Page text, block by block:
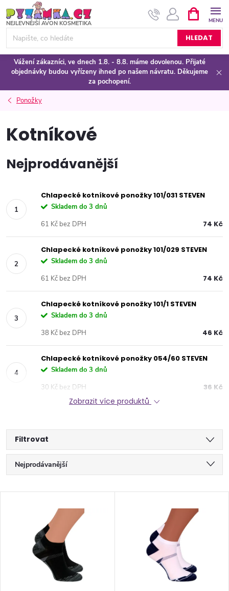
na
obsah
HLEDAT
NÁKUPNÍ
KOŠÍK
Vážení zákazníci, ve dnech 1.8. - 8.8. máme dovolenou. Přijaté
objednávky budou vyřízeny ihned po našem návratu. Děkujeme
za pochopení.
Ponožky
Kotníkové
Nejprodávanější
Chlapecké kotníkové ponožky 101/031 STEVEN
Skladem do 3 dnů
74 Kč
61 Kč bez DPH
Chlapecké kotníkové ponožky 101/029 STEVEN
Skladem do 3 dnů
74 Kč
61 Kč bez DPH
Chlapecké kotníkové ponožky 101/1 STEVEN
Skladem do 3 dnů
46 Kč
38 Kč bez DPH
Chlapecké kotníkové ponožky 054/60 STEVEN
Skladem do 3 dnů
36 Kč
30 Kč bez DPH
Zobrazit více produktů
Filtrovat
Ř
a
Nejprodávanější
Abecedně